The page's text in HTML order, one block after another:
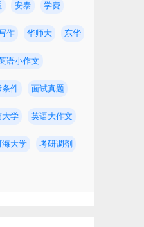
安泰 学费
作 华师大 东华
语小作文
条件 面试真题
大学 英语大作文
海大学 考研调剂